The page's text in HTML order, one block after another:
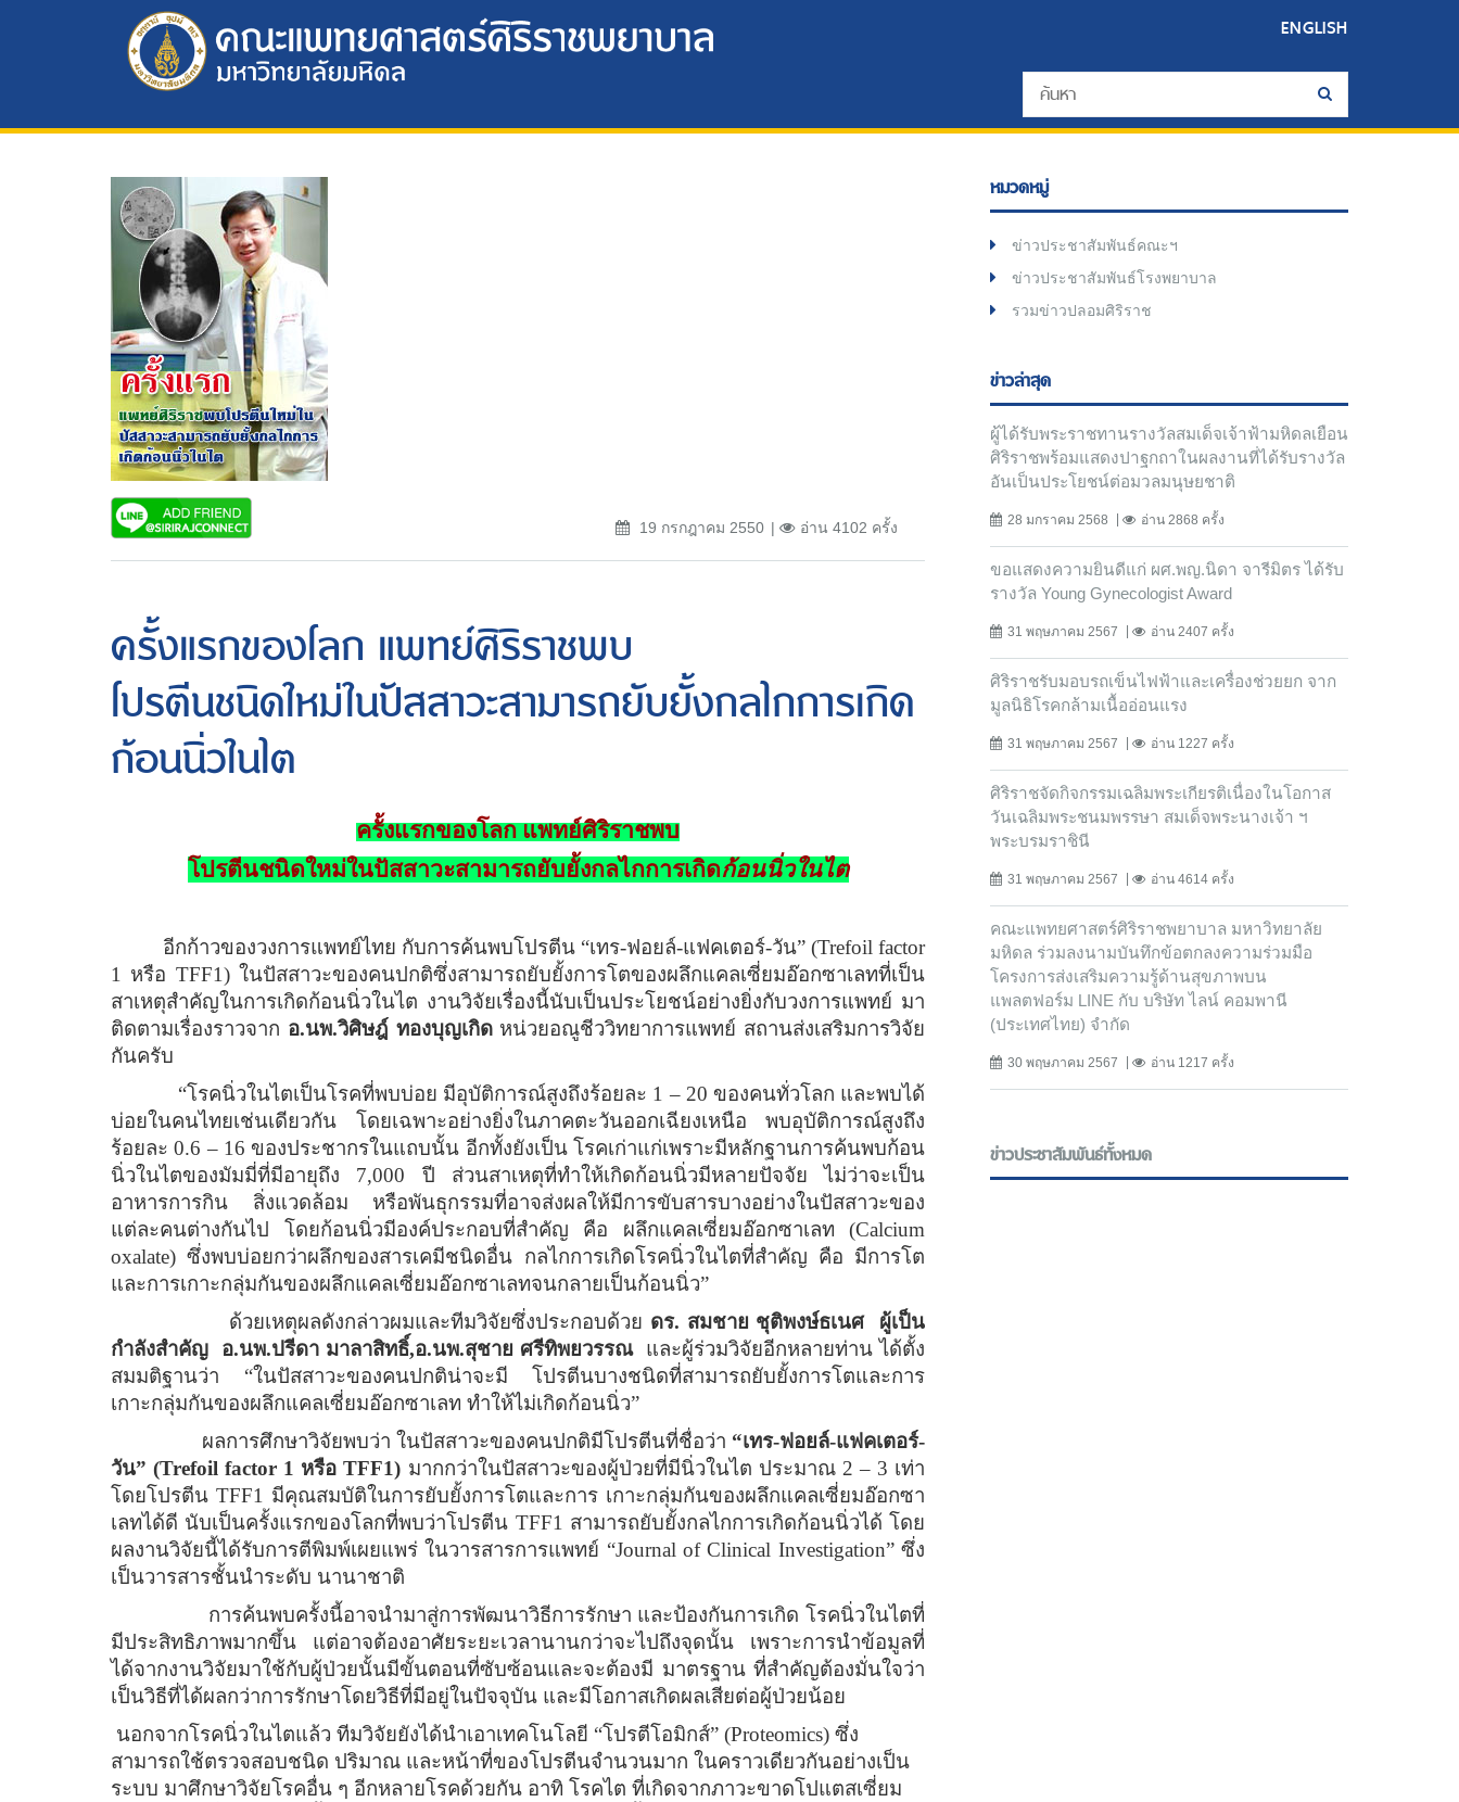
ENGLISH
19 กรกฎาคม 2550 อ่าน 4102 ครั้ง
ครั้งแรกของโลก แพทย์ศิริราชพบ
โปรตีนชนิดใหม่ในปัสสาวะสามารถยับยั้งกลไกการเกิด
ก้อนนิ่วในไต
ครั้งแรกของโลก แพทย์ศิริราชพบ
โปรตีนชนิดใหม่ในปัสสาวะสามารถยับยั้งกลไกการเกิดก้อนนิ่วในไต
อีกก้าวของวงการแพทย์ไทย กับการค้นพบโปรตีน “เทร-ฟอยล์-แฟคเตอร์-วัน” (Trefoil factor
1 หรือ TFF1)ในปัสสาวะของคนปกติซึ่งสามารถยับยั้งการโตของผลึกแคลเซี่ยมอ๊อกซาเลทที่เป็น
สาเหตุสำคัญในการเกิดก้อนนิ่วในไต งานวิจัยเรื่องนี้นับเป็นประโยชน์อย่างยิ่งกับวงการแพทย์ มา
ติดตามเรื่องราวจาก อ.นพ.วิศิษฎ์ ทองบุญเกิดหน่วยอณูชีววิทยาการแพทย์ สถานส่งเสริมการวิจัย
กันครับ
“โรคนิ่วในไตเป็นโรคที่พบบ่อย มีอุบัติการณ์สูงถึงร้อยละ 1 – 20 ของคนทั่วโลก และพบได้
บ่อยในคนไทยเช่นเดียวกัน โดยเฉพาะอย่างยิ่งในภาคตะวันออกเฉียงเหนือ พบอุบัติการณ์สูงถึง
ร้อยละ 0.6 – 16 ของประชากรในแถบนั้น อีกทั้งยังเป็น โรคเก่าแก่เพราะมีหลักฐานการค้นพบก้อน
นิ่วในไตของมัมมี่ที่มีอายุถึง 7,000 ปี ส่วนสาเหตุที่ทำให้เกิดก้อนนิ่วมีหลายปัจจัย ไม่ว่าจะเป็น
อาหารการกิน สิ่งแวดล้อม หรือพันธุกรรมที่อาจส่งผลให้มีการขับสารบางอย่างในปัสสาวะของ
แต่ละคนต่างกันไป โดยก้อนนิ่วมีองค์ประกอบที่สำคัญ คือ ผลึกแคลเซี่ยมอ๊อกซาเลท (Calcium
oxalate)ซึ่งพบบ่อยกว่าผลึกของสารเคมีชนิดอื่น กลไกการเกิดโรคนิ่วในไตที่สำคัญ คือ มีการโต
และการเกาะกลุ่มกันของผลึกแคลเซี่ยมอ๊อกซาเลทจนกลายเป็นก้อนนิ่ว”
ด้วยเหตุผลดังกล่าวผมและทีมวิจัยซึ่งประกอบด้วย ดร. สมชาย ชุติพงษ์ธเนศ
ผู้เป็น
กำลังสำคัญ
อ.นพ.ปรีดา มาลาสิทธิ์,อ.นพ.สุชาย ศรีทิพยวรรณ
และผู้ร่วมวิจัยอีกหลายท่าน ได้ตั้ง
สมมติฐานว่า “ในปัสสาวะของคนปกติน่าจะมี โปรตีนบางชนิดที่สามารถยับยั้งการโตและการ
เกาะกลุ่มกันของผลึกแคลเซี่ยมอ๊อกซาเลท ทำให้ไม่เกิดก้อนนิ่ว”
ผลการศึกษาวิจัยพบว่า ในปัสสาวะของคนปกติมีโปรตีนที่ชื่อว่า “เทร-ฟอยล์-แฟคเตอร์-
วัน” (Trefoil factor 1 หรือ TFF1) มากกว่าในปัสสาวะของผู้ป่วยที่มีนิ่วในไต ประมาณ2 – 3 เท่า
โดยโปรตีน TFF1 มีคุณสมบัติในการยับยั้งการโตและการ เกาะกลุ่มกันของผลึกแคลเซี่ยมอ๊อกซา
เลทได้ดี นับเป็นครั้งแรกของโลกที่พบว่าโปรตีน TFF1 สามารถยับยั้งกลไกการเกิดก้อนนิ่วได้ โดย
ผลงานวิจัยนี้ได้รับการตีพิมพ์เผยแพร่ ในวารสารการแพทย์ “Journal of Clinical Investigation”ซึ่ง
เป็นวารสารชั้นนำระดับ นานาชาติ
การค้นพบครั้งนี้อาจนำมาสู่การพัฒนาวิธีการรักษา และป้องกันการเกิด โรคนิ่วในไตที่
มีประสิทธิภาพมากขึ้น แต่อาจต้องอาศัยระยะเวลานานกว่าจะไปถึงจุดนั้น เพราะการนำข้อมูลที่
ได้จากงานวิจัยมาใช้กับผู้ป่วยนั้นมีขั้นตอนที่ซับซ้อนและจะต้องมี มาตรฐาน ที่สำคัญต้องมั่นใจว่า
เป็นวิธีที่ได้ผลกว่าการรักษาโดยวิธีที่มีอยู่ในปัจจุบัน และมีโอกาสเกิดผลเสียต่อผู้ป่วยน้อย
นอกจากโรคนิ่วในไตแล้ว ทีมวิจัยยังได้นำเอาเทคโนโลยี “โปรตีโอมิกส์” (Proteomics) ซึ่ง
สามารถใช้ตรวจสอบชนิด ปริมาณ และหน้าที่ของโปรตีนจำนวนมาก ในคราวเดียวกันอย่างเป็น
ระบบ มาศึกษาวิจัยโรคอื่น ๆ อีกหลายโรคด้วยกัน อาทิ โรคไต ที่เกิดจากภาวะขาดโปแตสเซี่ยม
หมวดหมู่
ข่าวประชาสัมพันธ์คณะฯ
ข่าวประชาสัมพันธ์โรงพยาบาล
รวมข่าวปลอมศิริราช
ข่าวล่าสุด
ผู้ได้รับพระราชทานรางวัลสมเด็จเจ้าฟ้ามหิดลเยือน
ศิริราชพร้อมแสดงปาฐกถาในผลงานที่ได้รับรางวัล
อันเป็นประโยชน์ต่อมวลมนุษยชาติ
28 มกราคม 2568 อ่าน 2868 ครั้ง
ขอแสดงความยินดีแก่ ผศ.พญ.นิดา จารีมิตร ได้รับ
รางวัล Young Gynecologist Award
31 พฤษภาคม 2567 อ่าน 2407 ครั้ง
ศิริราชรับมอบรถเข็นไฟฟ้าและเครื่องช่วยยก จาก
มูลนิธิโรคกล้ามเนื้ออ่อนแรง
31 พฤษภาคม 2567 อ่าน 1227 ครั้ง
ศิริราชจัดกิจกรรมเฉลิมพระเกียรติเนื่องในโอกาส
วันเฉลิมพระชนมพรรษา สมเด็จพระนางเจ้า ฯ
พระบรมราชินี
31 พฤษภาคม 2567 อ่าน 4614 ครั้ง
คณะแพทยศาสตร์ศิริราชพยาบาล มหาวิทยาลัย
มหิดล ร่วมลงนามบันทึกข้อตกลงความร่วมมือ
โครงการส่งเสริมความรู้ด้านสุขภาพบน
แพลตฟอร์ม LINE กับ บริษัท ไลน์ คอมพานี
(ประเทศไทย) จํากัด
30 พฤษภาคม 2567 อ่าน 1217 ครั้ง
ข่าวประชาสัมพันธ์ทั้งหมด